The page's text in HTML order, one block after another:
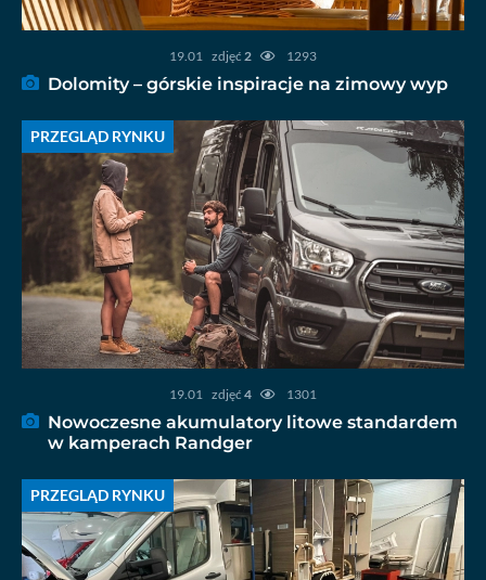
19.01 zdjęć 2 1293
Dolomity – górskie inspiracje na zimowy wyp
PRZEGLĄD RYNKU
19.01 zdjęć 4 1301
Nowoczesne akumulatory litowe standardem
w kamperach Randger
PRZEGLĄD RYNKU